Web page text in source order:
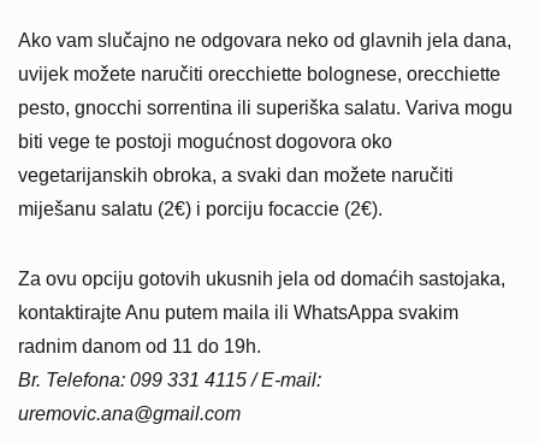
Ako vam slučajno ne odgovara neko od glavnih jela dana,
uvijek možete naručiti orecchiette bolognese, orecchiette
pesto, gnocchi sorrentina ili superiška salatu. Variva mogu
biti vege te postoji mogućnost dogovora oko
vegetarijanskih obroka, a svaki dan možete naručiti
miješanu salatu (2€) i porciju focaccie (2€).
Za ovu opciju gotovih ukusnih jela od domaćih sastojaka,
kontaktirajte Anu putem maila ili WhatsAppa svakim
radnim danom od 11 do 19h.
Br. Telefona: 099 331 4115 / E-mail:
uremovic.ana@gmail.com